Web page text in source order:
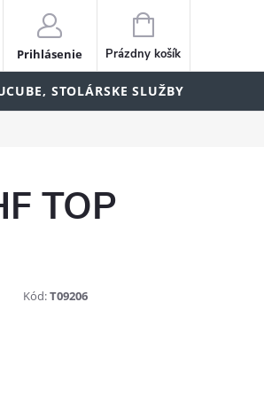
Prihlásenie
NÁKUPNÝ
KOŠÍK
Prázdny košík
STOLÁRSKE SLUŽBY
TOP
Kód:T09206